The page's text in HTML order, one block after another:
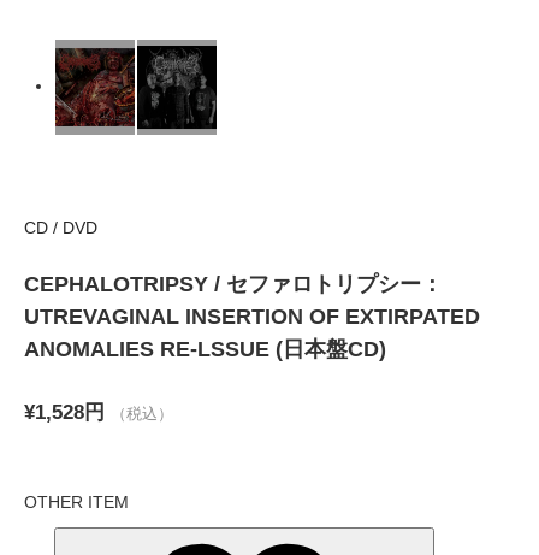
CD / DVD
CEPHALOTRIPSY / セファロトリプシー：
UTREVAGINAL INSERTION OF EXTIRPATED
ANOMALIES RE-LSSUE (日本盤CD)
¥1,528円 （税込）
OTHER ITEM